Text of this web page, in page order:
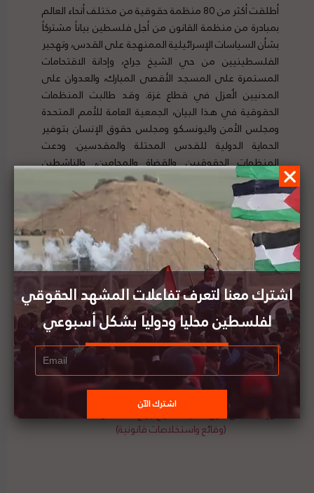
أطلقت أكثر من 80 منظمة حقوقية من مختلف أنحاء العالم
بمبادرة من منظمة القانون من أجل فلسطين بياناً مشتركاً
بشأن السياسات الإسرائيلية الممنهجة على القدس، وتهجير
الفلسطينيين من حي الشيخ جراح، وإدانة الاقتحامات
المستمرة على المسجد الأقصى المبارك، والعدوان على
المدنيين الُعزل في قطاع غزة. وقد طالبت المنظمات
الحقوقية في هذا البيان، الجمعية العامة للأمم المتحدة
ومجلس الأمن واليونسكو ومجلس حقوق الإنسان بتوفير
الحماية الدولية للقدس المحتلة والمقدسين. ودعت
المنظمات الحقوقيين والقضاة والمحامين، والناشطين
المجتمعيين والمؤسسات الحقوقية والقانونية حول العالم
للمشاركة في الوقفة العالمية لأجل المدينة المقدسة،
وذلك يوم الأحد القادم الموافق 16 مايو 2021. للتعبير عن
التضامن مع الشعب الفلسطيني ضد السياسات
الإسرائيلية العنصرية وضمان المساءلة واحترام القانون
الدولي. لتفاصيل البيان ومصدره الأصلي،هنا
منظمة القانون من أجل فلسطين تصدر ورقة حقائق
حول قضية "حي الشيخ جراح"
ورقة حقائق حول قضية الشيخ جرّاح - القدس المحتلة
(وقائع واستخلاصات قانونية)
اشترك معنا لتعرف تفاعلات المشهد الحقوقي
لفلسطين محليا ودوليا بشكل أسبوعي